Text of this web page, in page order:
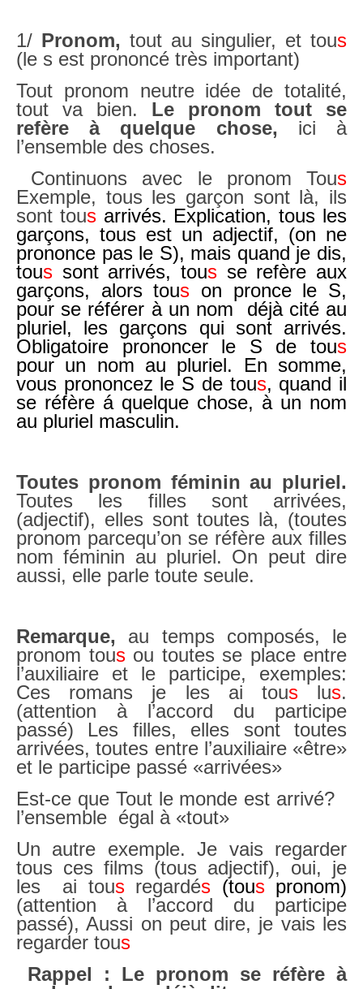
1/ Pronom, tout au singulier, et tous
(le s est prononcé très important)
Tout pronom neutre idée de totalité,
tout va bien. Le pronom tout se
refère à quelque chose, ici à
l’ensemble des choses.
Continuons avec le pronom Tous
Exemple, tous les garçon sont là, ils
sont tous arrivés. Explication, tous les
garçons, tous est un adjectif, (on ne
prononce pas le S), mais quand je dis,
tous sont arrivés, tous se refère aux
garçons, alors tous on pronce le S,
pour se référer à un nom déjà cité au
pluriel, les garçons qui sont arrivés.
Obligatoire prononcer le S de tous
pour un nom au pluriel. En somme,
vous prononcez le S de tous, quand il
se réfère á quelque chose, à un nom
au pluriel masculin.
Toutes pronom féminin au pluriel.
Toutes les filles sont arrivées,
(adjectif), elles sont toutes là, (toutes
pronom parcequ’on se réfère aux filles
nom féminin au pluriel. On peut dire
aussi, elle parle toute seule.
Remarque, au temps composés, le
pronom tousou toutes se place entre
l’auxiliaire et le participe, exemples:
Ces romans je les ai touslus.
(attention à l’accord du participe
passé) Les filles, elles sont toutes
arrivées, toutes entre l’auxiliaire «être»
et le participe passé «arrivées»
Est-ce que Tout le monde est arrivé?
l’ensemble égal à «tout»
Un autre exemple. Je vais regarder
tous ces films (tous adjectif), oui, je
les ai tousregardés (touspronom)
(attention à l’accord du participe
passé), Aussi on peut dire, je vais les
regarder tous
Rappel : Le pronom se réfère à